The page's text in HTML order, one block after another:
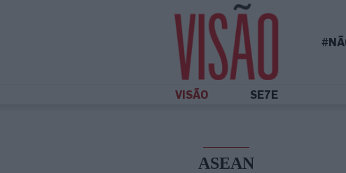
VISÃO SE7E
ASEAN